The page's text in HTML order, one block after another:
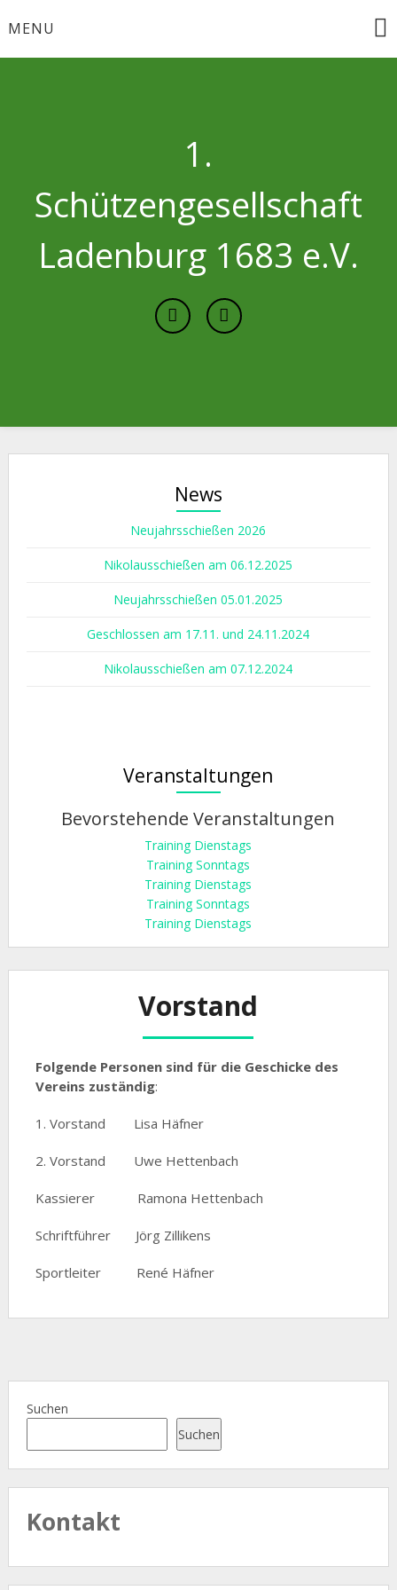
toMENU
1.
Schützengesellschaft
Ladenburg 1683 e.V.
News
Neujahrsschießen 2026
Nikolausschießen am 06.12.2025
Neujahrsschießen 05.01.2025
Geschlossen am 17.11. und 24.11.2024
Nikolausschießen am 07.12.2024
Veranstaltungen
Bevorstehende Veranstaltungen
Training Dienstags
Training Sonntags
Training Dienstags
Training Sonntags
Training Dienstags
Vorstand
Folgende Personen sind für die Geschicke des
Vereins zuständig:
1. Vorstand Lisa Häfner
2. Vorstand Uwe Hettenbach
Kassierer Ramona Hettenbach
Schriftführer Jörg Zillikens
Sportleiter René Häfner
Suchen
Suchen
Kontakt